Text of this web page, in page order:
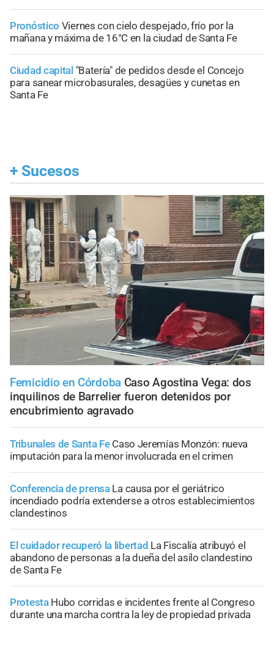
Pronóstico Viernes con cielo despejado, frío por la
mañana y máxima de 16°C en la ciudad de Santa Fe
Ciudad capital "Batería" de pedidos desde el Concejo
para sanear microbasurales, desagües y cunetas en
Santa Fe
+ Sucesos
Femicidio en Córdoba Caso Agostina Vega: dos
inquilinos de Barrelier fueron detenidos por
encubrimiento agravado
Tribunales de Santa Fe Caso Jeremías Monzón: nueva
imputación para la menor involucrada en el crimen
Conferencia de prensa La causa por el geriátrico
incendiado podría extenderse a otros establecimientos
clandestinos
El cuidador recuperó la libertad La Fiscalía atribuyó el
abandono de personas a la dueña del asilo clandestino
de Santa Fe
Protesta Hubo corridas e incidentes frente al Congreso
durante una marcha contra la ley de propiedad privada